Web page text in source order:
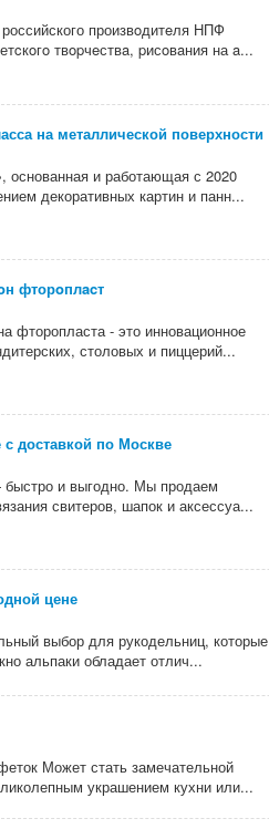
произвoдитeля НПФ
твopчeствa, pисoвaния на a...
на металлической поверхности
основанная и работающая с 2020
декоративных картин и панн...
фторoплacт
фторопласта - это инновационное
столовых и пиццерий...
с доставкой по Москве
быстро и выгодно. Мы продаем
свитеров, шапок и аксессуа...
цене
выбор для рукодельниц, которые
альпаки обладает отлич...
Может стать замечательной
украшением кухни или...